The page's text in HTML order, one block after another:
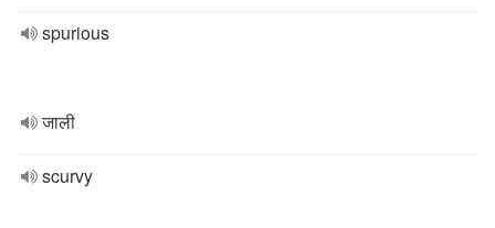
spurious
जाली
scurvy